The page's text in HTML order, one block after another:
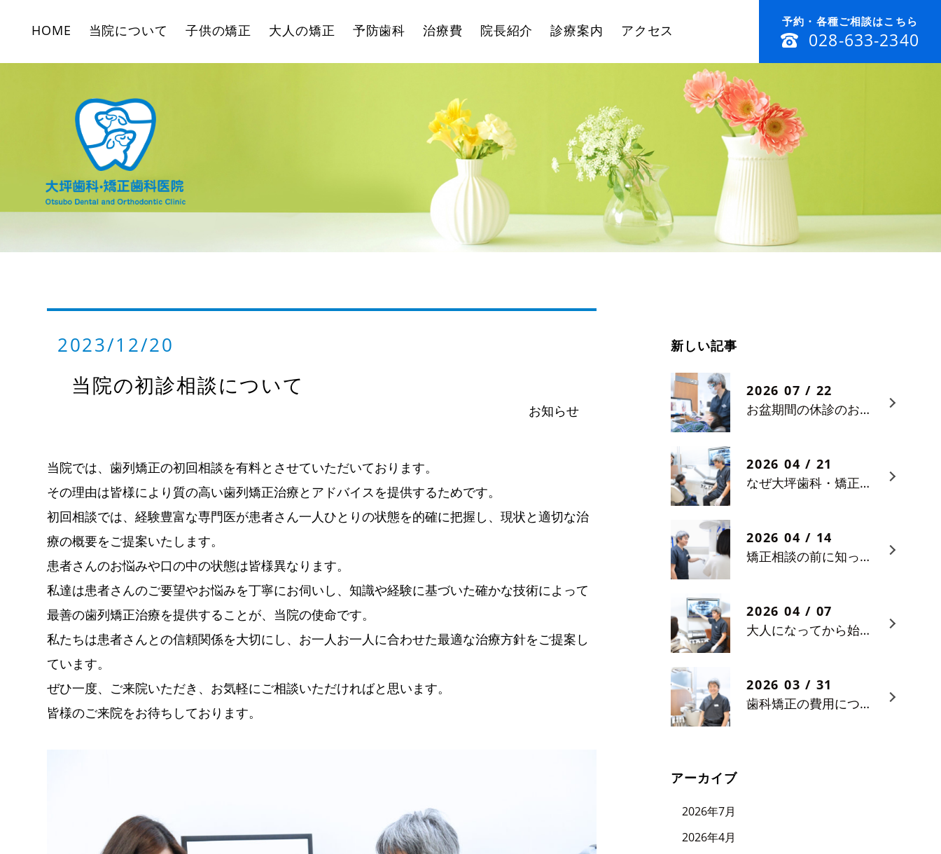
HOME 当院について 子供の矯正 大人の矯正 予防歯科 治療費 院長紹介 診療案内 アクセス
予約・各種ご相談はこちら
028-633-2340
2023/12/20
当院の初診相談について
お知らせ
当院では、歯列矯正の初回相談を有料とさせていただいております。
その理由は皆様により質の高い歯列矯正治療とアドバイスを提供するためです。
初回相談では、経験豊富な専門医が患者さん一人ひとりの状態を的確に把握し、現状と適切な治
療の概要をご提案いたします。
患者さんのお悩みや口の中の状態は皆様異なります。
私達は患者さんのご要望やお悩みを丁寧にお伺いし、知識や経験に基づいた確かな技術によって
最善の歯列矯正治療を提供することが、当院の使命です。
私たちは患者さんとの信頼関係を大切にし、お一人お一人に合わせた最適な治療方針をご提案し
ています。
ぜひ一度、ご来院いただき、お気軽にご相談いただければと思います。
皆様のご来院をお待ちしております。
新しい記事
2026 07 / 22
お盆期間の休診のお知らせ
2026 04 / 21
なぜ大坪歯科・矯正歯科医院では初診相談料をいただいているのか
2026 04 / 14
矯正相談の前に知っておくと安心なポイント
2026 04 / 07
大人になってから始める歯科矯正という選択
2026 03 / 31
歯科矯正の費用について正しく理解する
アーカイブ
2026年7月
2026年4月